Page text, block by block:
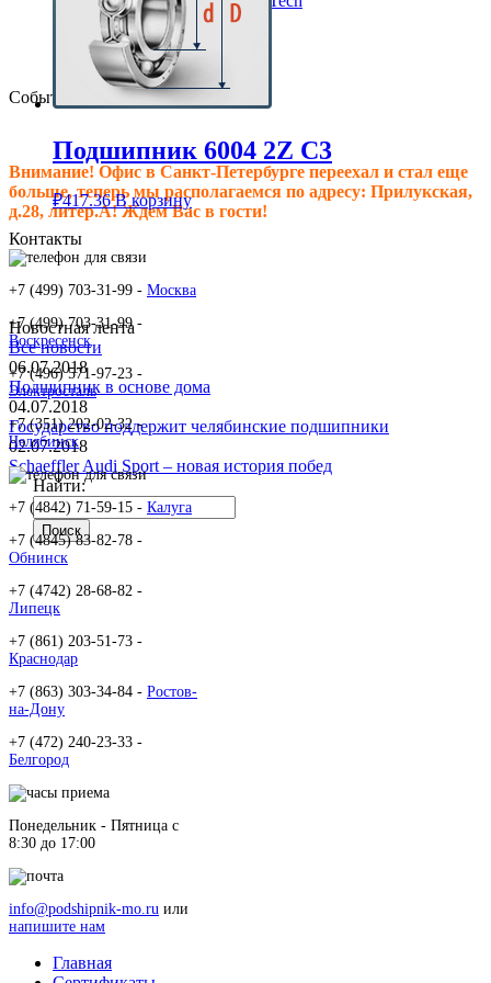
Сальники подшипника
Клиновые ремни
Техпластина резиновая
События
Внимание! Офис в Санкт-Петербурге переехал и стал еще
больше, теперь мы располагаемся по адресу: Прилукская,
д.28, литер.А! Ждем Вас в гости!
Новостная лента
Все новости
06.07.2018
Подшипник в основе дома
04.07.2018
Государство поддержит челябинские подшипники
02.07.2018
Schaeffler Audi Sport – новая история побед
Найти:
Подшипник 6004 2Z C3
₽417.36 В корзину
Контакты
+7 (499) 703-31-99 - Москва
+7 (499) 703-31-99 -
Воскресенск
+7 (496) 571-97-23 -
Электросталь
+7 (351) 202-02-32 -
Челябинск
+7 (4842) 71-59-15 - Калуга
+7 (4845) 83-82-78 -
Обнинск
+7 (4742) 28-68-82 -
Липецк
+7 (861) 203-51-73 -
Краснодар
+7 (863) 303-34-84 - Ростов-
на-Дону
+7 (472) 240-23-33 -
Белгород
Понедельник - Пятница c
8:30 до 17:00
info@podshipnik-mo.ru или
напишите нам
Главная